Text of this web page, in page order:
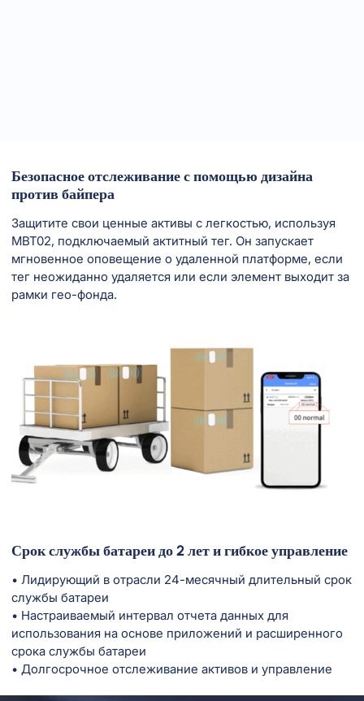
Безопасное отслеживание с помощью дизайна
против байпера
Защитите свои ценные активы с легкостью, используя
MBT02, подключаемый актитный тег. Он запускает
мгновенное оповещение о удаленной платформе, если
тег неожиданно удаляется или если элемент выходит за
рамки гео-фонда.
Срок службы батареи до 2 лет и гибкое управление
• Лидирующий в отрасли 24-месячный длительный срок
службы батареи
• Настраиваемый интервал отчета данных для
использования на основе приложений и расширенного
срока службы батареи
• Долгосрочное отслеживание активов и управление